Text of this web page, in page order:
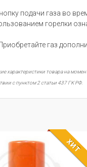
подачи газа во
горелки
газ
характеристики товара на
с пунктом 2 статьи 437 ГК РФ.
ХИТ